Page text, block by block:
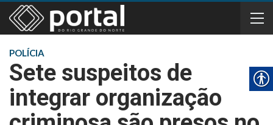
POLÍCIA
Sete suspeitos de
integrar organização